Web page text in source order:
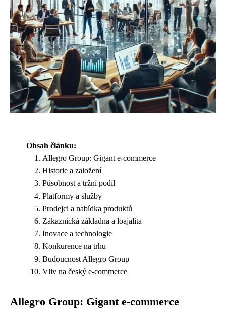
Obsah článku:
Allegro Group: Gigant e-commerce
Historie a založení
Působnost a tržní podíl
Platformy a služby
Prodejci a nabídka produktů
Zákaznická základna a loajalita
Inovace a technologie
Konkurence na trhu
Budoucnost Allegro Group
Vliv na český e-commerce
Allegro Group: Gigant e-commerce